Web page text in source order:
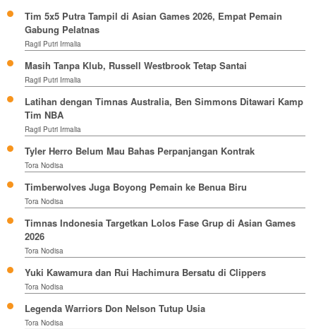
Tim 5x5 Putra Tampil di Asian Games 2026, Empat Pemain
Gabung Pelatnas
Ragil Putri Irmalia
Masih Tanpa Klub, Russell Westbrook Tetap Santai
Ragil Putri Irmalia
Latihan dengan Timnas Australia, Ben Simmons Ditawari Kamp
Tim NBA
Ragil Putri Irmalia
Tyler Herro Belum Mau Bahas Perpanjangan Kontrak
Tora Nodisa
Timberwolves Juga Boyong Pemain ke Benua Biru
Tora Nodisa
Timnas Indonesia Targetkan Lolos Fase Grup di Asian Games
2026
Tora Nodisa
Yuki Kawamura dan Rui Hachimura Bersatu di Clippers
Tora Nodisa
Legenda Warriors Don Nelson Tutup Usia
Tora Nodisa